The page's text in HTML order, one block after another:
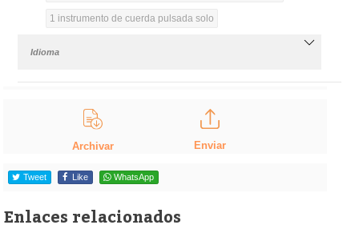
1 instrumento de cuerda pulsada solo
Idioma
Archivar Enviar
Tweet Like WhatsApp
Enlaces relacionados